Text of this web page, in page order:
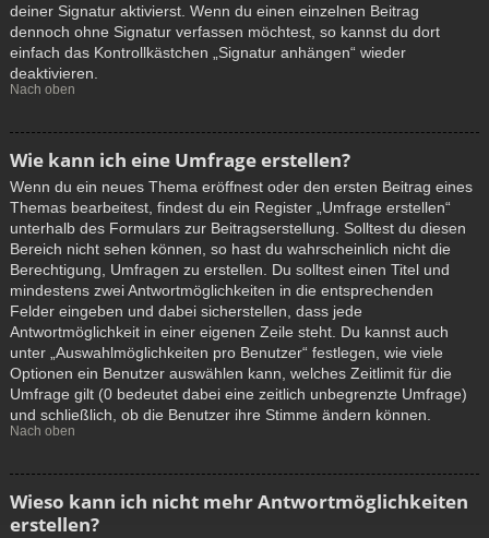
deiner Signatur aktivierst. Wenn du einen einzelnen Beitrag
dennoch ohne Signatur verfassen möchtest, so kannst du dort
einfach das Kontrollkästchen „Signatur anhängen“ wieder
deaktivieren.
Nach oben
Wie kann ich eine Umfrage erstellen?
Wenn du ein neues Thema eröffnest oder den ersten Beitrag eines
Themas bearbeitest, findest du ein Register „Umfrage erstellen“
unterhalb des Formulars zur Beitragserstellung. Solltest du diesen
Bereich nicht sehen können, so hast du wahrscheinlich nicht die
Berechtigung, Umfragen zu erstellen. Du solltest einen Titel und
mindestens zwei Antwortmöglichkeiten in die entsprechenden
Felder eingeben und dabei sicherstellen, dass jede
Antwortmöglichkeit in einer eigenen Zeile steht. Du kannst auch
unter „Auswahlmöglichkeiten pro Benutzer“ festlegen, wie viele
Optionen ein Benutzer auswählen kann, welches Zeitlimit für die
Umfrage gilt (0 bedeutet dabei eine zeitlich unbegrenzte Umfrage)
und schließlich, ob die Benutzer ihre Stimme ändern können.
Nach oben
Wieso kann ich nicht mehr Antwortmöglichkeiten
erstellen?